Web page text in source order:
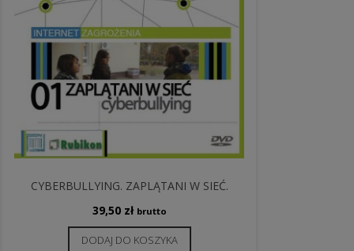
CYBERBULLYING. ZAPLĄTANI W SIEĆ.
39,50 zł brutto
DODAJ DO KOSZYKA